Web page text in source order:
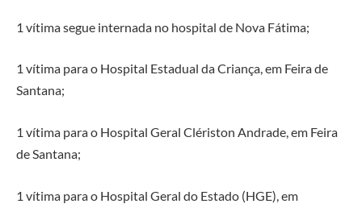
1 vítima segue internada no hospital de Nova Fátima;
1 vítima para o Hospital Estadual da Criança, em Feira de
Santana;
1 vítima para o Hospital Geral Clériston Andrade, em Feira
de Santana;
1 vítima para o Hospital Geral do Estado (HGE), em